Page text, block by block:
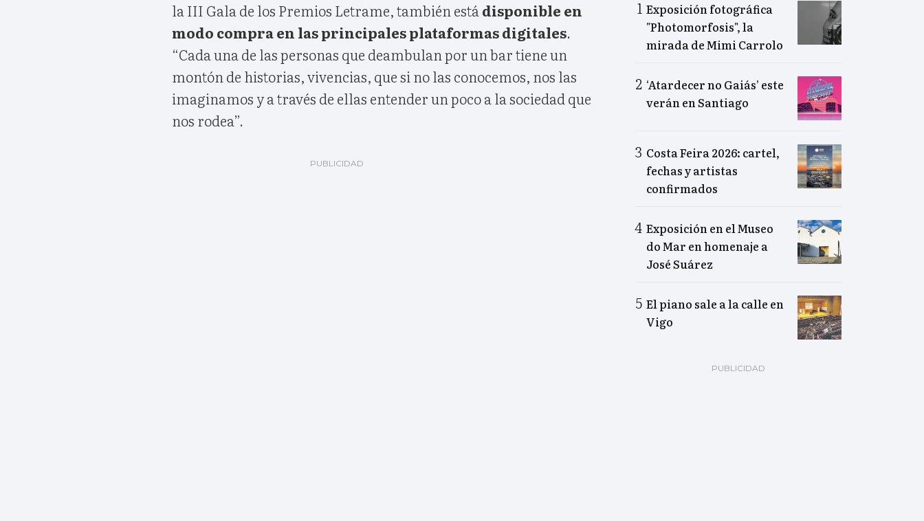
la III Gala de los Premios Letrame, también está disponible en
modo compra en las principales plataformas digitales.
“Cada una de las personas que deambulan por un bar tiene un
montón de historias, vivencias, que si no las conocemos, nos las
imaginamos y a través de ellas entender un poco a la sociedad que
nos rodea”.
Exposición fotográfica
"Photomorfosis", la
mirada de Mimi Carrolo
‘Atardecer no Gaiás’ este
verán en Santiago
Costa Feira 2026: cartel,
fechas y artistas
confirmados
Exposición en el Museo
do Mar en homenaje a
José Suárez
El piano sale a la calle en
Vigo